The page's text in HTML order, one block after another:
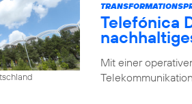
Telefónica
Mit einer